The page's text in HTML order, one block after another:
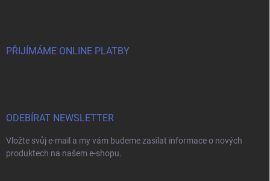
PŘIJÍMÁME ONLINE PLATBY
ODEBÍRAT NEWSLETTER
Vložte svůj e-mail a my vám budeme zasílat informace o nových
produktech na našem e-shopu.